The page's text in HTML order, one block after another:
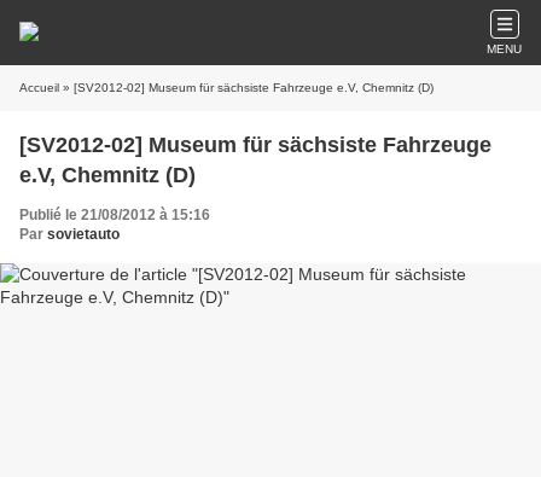
MENU
Accueil » [SV2012-02] Museum für sächsiste Fahrzeuge e.V, Chemnitz (D)
[SV2012-02] Museum für sächsiste Fahrzeuge
e.V, Chemnitz (D)
Publié le 21/08/2012 à 15:16
Par sovietauto